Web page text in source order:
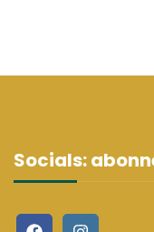
Socials: